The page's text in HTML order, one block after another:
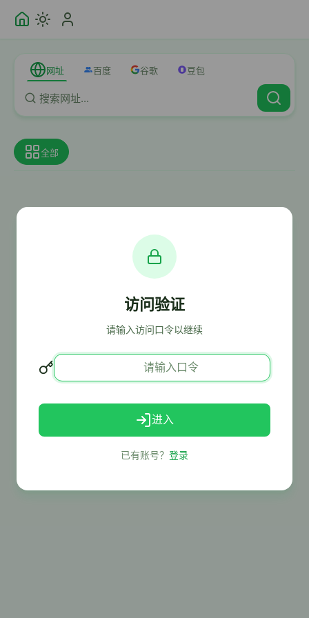
网址 百度 谷歌 豆包
全部
访问验证
请输入访问口令以继续
进入
已有账号？ 登录